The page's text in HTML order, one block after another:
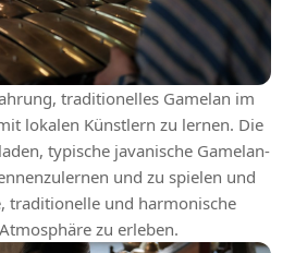
traditionelles Gamelan im
lokalen Künstlern zu lernen. Die
typische javanische Gamelan-
und zu spielen und
traditionelle und harmonische
zu erleben.